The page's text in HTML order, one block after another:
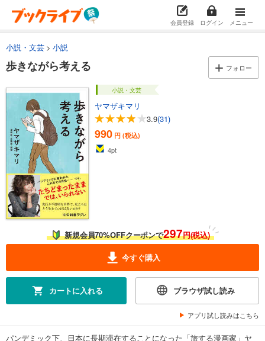
会員登録 ログイン メニュー
小説・文芸 小説
歩きながら考える フォロー
小説・文芸
ヤマザキマリ
3.9(31)
990 円 (税込)
4pt
新規会員70%OFFクーポンで297円(税込)
今すぐ購入
カートに入れる ブラウザ試し読み
アプリ試し読みはこちら
パンデミック下、日本に長期滞在することになった「旅する漫画家」ヤ